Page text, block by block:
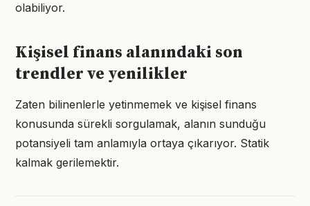
olabiliyor.
Kişisel finans alanındaki son
trendler ve yenilikler
Zaten bilinenlerle yetinmemek ve kişisel finans
konusunda sürekli sorgulamak, alanın sunduğu
potansiyeli tam anlamıyla ortaya çıkarıyor. Statik
kalmak gerilemektir.